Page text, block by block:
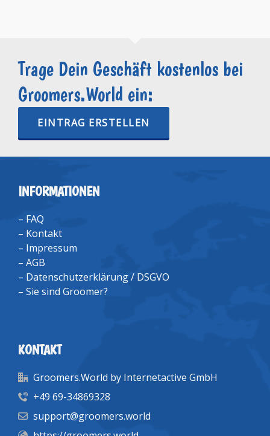
Trage Dein Geschäft kostenlos bei
Groomers.World ein:
EINTRAG ERSTELLEN
INFORMATIONEN
– FAQ
– Kontakt
– Impressum
– AGB
– Datenschutzerklärung / DSGVO
– Sie sind Groomer?
KONTAKT
Groomers.World by Internetactive GmbH
+49 69-34869328
support@groomers.world